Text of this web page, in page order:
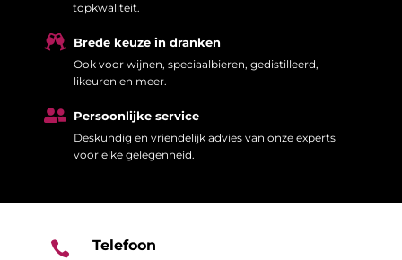
topkwaliteit.
 Brede keuze in dranken
Ook voor wijnen, speciaalbieren, gedistilleerd,
likeuren en meer.
 Persoonlijke service
Deskundig en vriendelijk advies van onze experts
voor elke gelegenheid.
 Telefoon